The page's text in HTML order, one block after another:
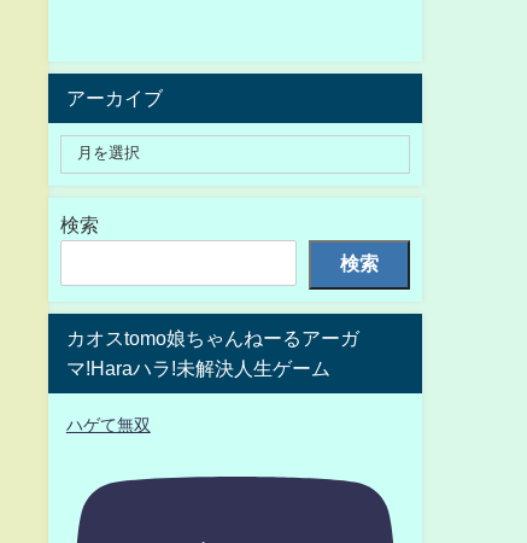
アーカイブ
検索
検索
カオスtomo娘ちゃんねーるアーガ
マ!Haraハラ!未解決人生ゲーム
ハゲて無双